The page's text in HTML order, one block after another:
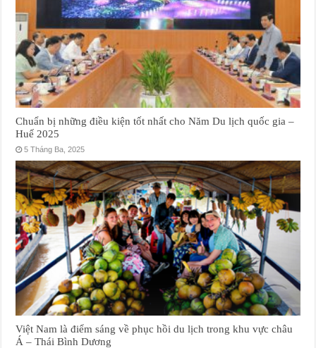
Chuẩn bị những điều kiện tốt nhất cho Năm Du lịch quốc gia –
Huế 2025
5 Tháng Ba, 2025
Việt Nam là điểm sáng về phục hồi du lịch trong khu vực châu
Á – Thái Bình Dương